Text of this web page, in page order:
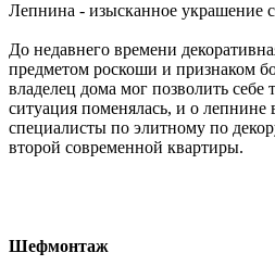
Лепнина - изысканное украшение
До недавнего времени
предметом роскоши и признаком
владелец дома мог позволить себе
ситуация поменялась, и о лепнине
специалисты по элитному по
второй современной квартиры.
Шефмонтаж